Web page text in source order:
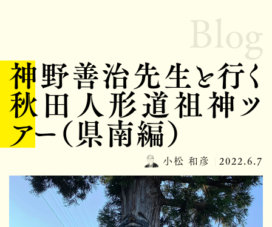
神野善治先生と行く
秋田人形道祖神ツ
アー（県南編）
小松 和彦 2022.6.7